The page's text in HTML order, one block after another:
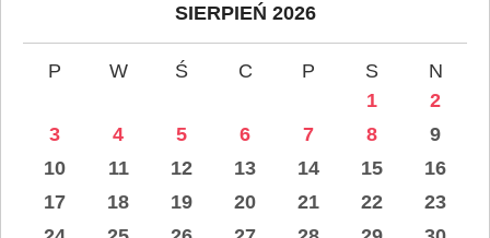
SIERPIEŃ 2026
P W Ś C P S
N
1
2
3
4 5 6 7 8
9
10
11 12 13 14 15
16
17
18 19 20 21 22
23